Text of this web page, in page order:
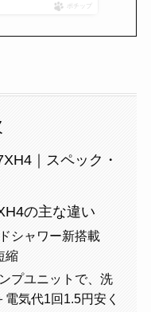
ポチップ
｜スペック・
の主な違い
シャワー新搭載
縮
プユニットで、洗
気代1回1.5円安く